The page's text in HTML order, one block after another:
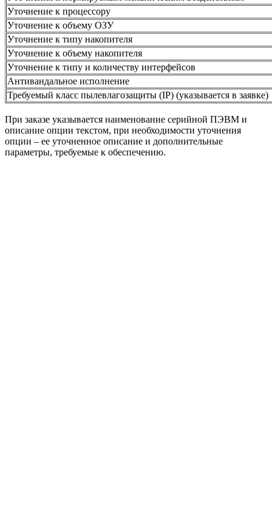
Уточнение к процессору
Уточнение к объему ОЗУ
Уточнение к типу накопителя
Уточнение к объему накопителя
Уточнение к типу и количеству интерфейсов
Антивандальное исполнение
Требуемый класс пылевлагозащиты (IP) (указывается в заявке)
При заказе указывается наименование серийной ПЭВМ и
описание опции текстом, при необходимости уточнения
опции – ее уточненное описание и дополнительные
параметры, требуемые к обеспечению.